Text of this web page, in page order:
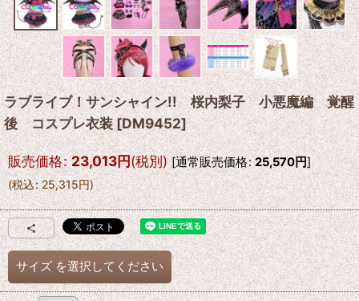
ラブライブ！サンシャイン!! 桜内梨子 小悪魔編 覚醒
後 コスプレ衣装[DM9452]
販売価格: 23,013円(税別) [通常販売価格: 25,570円]
(税込: 25,315円)
サイズ を選択してください